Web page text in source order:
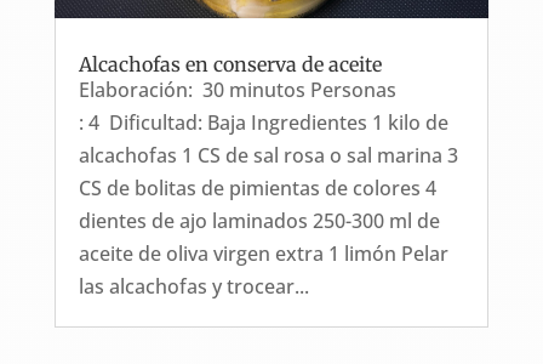
Alcachofas en conserva de aceite
Elaboración: 30 minutos Personas
: 4 Dificultad: Baja Ingredientes 1 kilo de
alcachofas 1 CS de sal rosa o sal marina 3
CS de bolitas de pimientas de colores 4
dientes de ajo laminados 250-300 ml de
aceite de oliva virgen extra 1 limón Pelar
las alcachofas y trocear...